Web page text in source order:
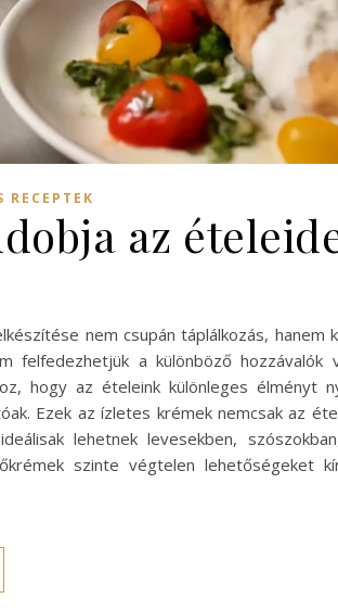
RECEPTEK
az
nem csupán táplálkozás, hanem
felfedezhetjük a különböző hozzávalók
hogy az ételeink különleges élményt
Ezek az ízletes krémek nemcsak az
lehetnek levesekben,
szinte végtelen lehetőségeket